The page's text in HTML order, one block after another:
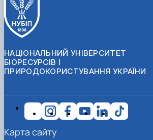
НАЦІОНАЛЬНИЙ УНІВЕРСИТЕТ
БІОРЕСУРСІВ І
ПРИРОДОКОРИСТУВАННЯ УКРАЇНИ
Карта сайту